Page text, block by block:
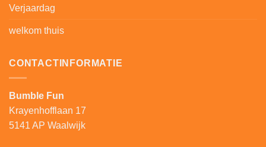
Verjaardag
welkom thuis
CONTACTINFORMATIE
Bumble Fun
Krayenhofflaan 17
5141 AP Waalwijk